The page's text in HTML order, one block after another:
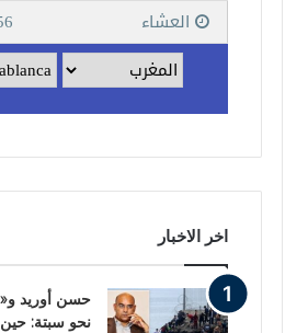
اخر الاخبار
حسن أوريد
نحو سبتة: